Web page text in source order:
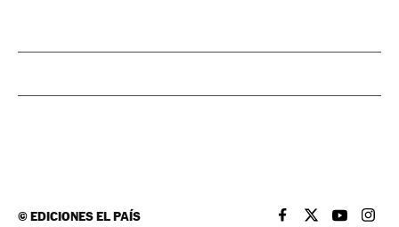
©EDICIONES EL PAÍS EL PAÍS BRASIL EN
EL PAÍSEL PAÍS
EL